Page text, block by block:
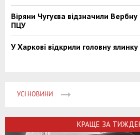
Віряни Чугуєва відзначили
ПЦУ
У Харкові відкрили головну
УСІ НОВИНИ
КРАЩЕ ЗА